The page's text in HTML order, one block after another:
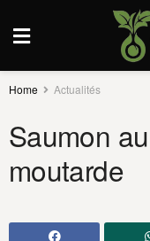
Home Actualités
Saumon
moutarde